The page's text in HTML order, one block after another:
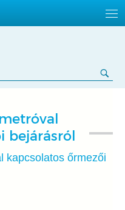
bejárásról
kapcsolatos őrmezői